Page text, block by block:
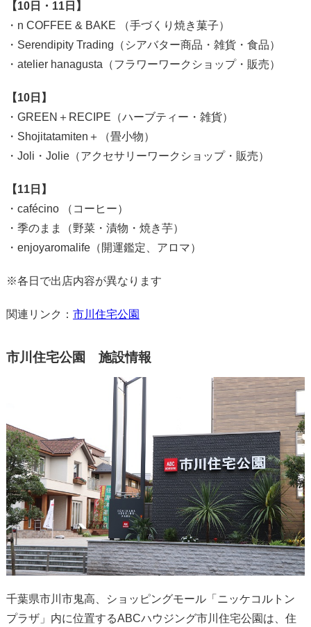
【10日・11日】
・n COFFEE & BAKE （手づくり焼き菓子）
・Serendipity Trading（シアバター商品・雑貨・食品）
・atelier hanagusta（フラワーワークショップ・販売）
【10日】
・GREEN＋RECIPE（ハーブティー・雑貨）
・Shojitatamiten＋（畳小物）
・Joli・Jolie（アクセサリーワークショップ・販売）
【11日】
・cafécino （コーヒー）
・季のまま（野菜・漬物・焼き芋）
・enjoyaromalife（開運鑑定、アロマ）
※各日で出店内容が異なります
関連リンク： 市川住宅公園
市川住宅公園 施設情報
千葉県市川市鬼高、ショッピングモール「ニッケコルトン
プラザ」内に位置するABCハウジング市川住宅公園は、住